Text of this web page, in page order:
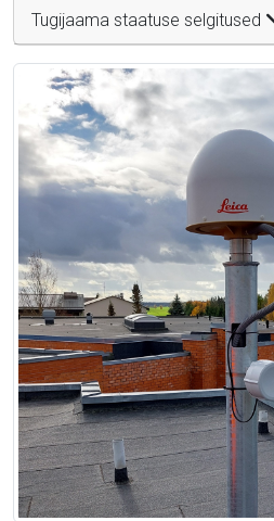
Tugijaama staatuse selgitused